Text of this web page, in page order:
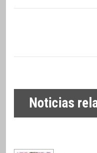
Noticias